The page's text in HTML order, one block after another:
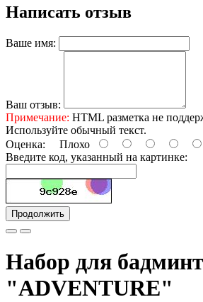
Написать отзыв
Ваше имя:
Ваш отзыв:
Примечание: HTML разметка не
Используйте обычный текст.
Оценка: Плохо
Введите код, указанный на картинке:
Продолжить
Набор для
"ADVENTURE"